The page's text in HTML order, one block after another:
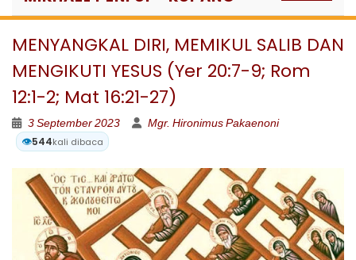
MENYANGKAL DIRI, MEMIKUL SALIB DAN
MENGIKUTI YESUS (Yer 20:7-9; Rom
12:1-2; Mat 16:21-27)
3 September 2023 Mgr. Hironimus Pakaenoni
👁️544kali dibaca